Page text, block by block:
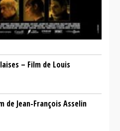
– Film de Louis
de Jean-François Asselin